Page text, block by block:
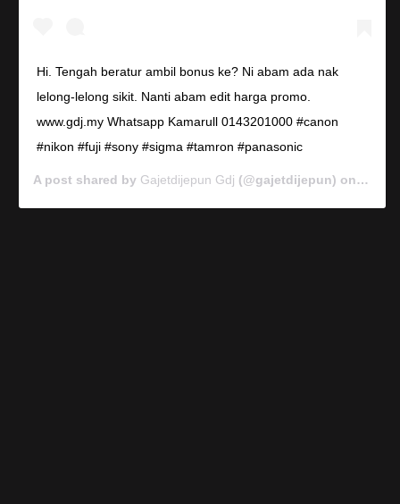
Hi. Tengah beratur ambil bonus ke? Ni abam ada nak
lelong-lelong sikit. Nanti abam edit harga promo.
www.gdj.my Whatsapp Kamarull 0143201000 #canon
#nikon #fuji #sony #sigma #tamron #panasonic
A post shared by Gajetdijepun Gdj (@gajetdijepun) on Jan 7,